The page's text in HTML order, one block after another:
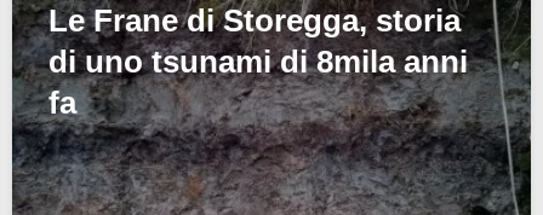
Le Frane di Storegga, storia
di uno tsunami di 8mila anni
fa